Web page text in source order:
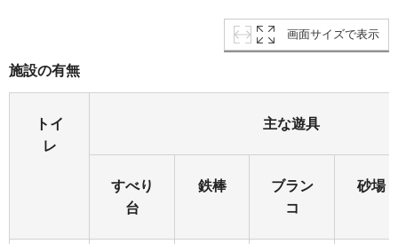
画面サイズで表示
施設の有無
トイ
レ
主な遊具
すべり
台
鉄棒
ブラン
コ
砂場